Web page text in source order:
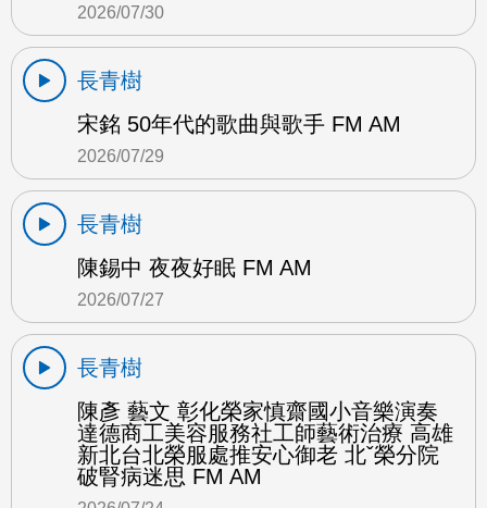
2026/07/30
長青樹
宋銘 50年代的歌曲與歌手 FM AM
2026/07/29
長青樹
陳錫中 夜夜好眠 FM AM
2026/07/27
長青樹
陳彥 藝文 彰化榮家慎齋國小音樂演奏
達德商工美容服務社工師藝術治療 高雄
新北台北榮服處推安心御老 北ˇ榮分院
破腎病迷思 FM AM